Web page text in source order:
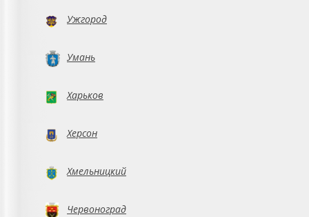
Ужгород
Умань
Харьков
Херсон
Хмельницкий
Червоноград